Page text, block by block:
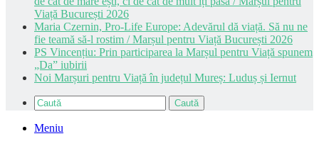
Viață București 2026
Maria Czernin, Pro-Life Europe: Adevărul dă viață. Să nu ne
fie teamă să-l rostim / Marșul pentru Viață București 2026
PS Vincențiu: Prin participarea la Marșul pentru Viață spunem
„Da” iubirii
Noi Marșuri pentru Viață în județul Mureș: Luduș și Iernut
Caută
Meniu